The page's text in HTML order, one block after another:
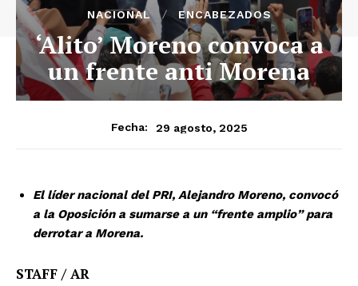
NACIONAL ENCABEZADOS
‘Alito’ Moreno convoca a
un frente anti Morena
Fecha: 29 agosto, 2025
El líder nacional del PRI, Alejandro Moreno, convocó
a la Oposición a sumarse a un “frente amplio” para
derrotar a Morena.
STAFF / AR